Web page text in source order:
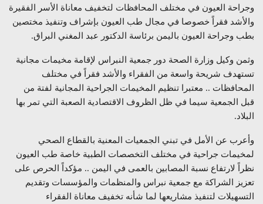
وجراحة العيون في مختلف المحافظات لتخفيف معاناة الأسر الفقيرة
والأشد فقراً خصوصا في مجال طب العيون بإشراف وتنفيذ مختصين
بطب وجراحة العيون باليمن برئاسة الدكتور عبد المغني البراق.
وثمن وكيل وزارة الصحة دور جمعية النبراس لإقامة مخيمات مجانية
تستهدف شريحة واسعة من الفقراء والأشد فقراً في مختلف
المحافظات .. معتبرا تنظيم المخيمات الجراحية المجانية لفتة من
قبل الجمعية سيما في ظل الظروف الاقتصادية الصعبة التي تمر بها
البلاد.
وأعرب عن الأمل في تبني الجمعيات المعنية بالقطاع الصحي
لمخيمات جراحية في مختلف التخصصات الطبية خاصة طب العيون
نظراً لارتفاع نسبة المصابين بالعمى في اليمن .. مؤكداً الحرص على
تعزيز الشراكة مع جمعية نبراس والمنظمات والمؤسسات وتقديم
التسهيلات لتنفيذ مشاريعها لما شأنه تخفيف معاناة الفقراء